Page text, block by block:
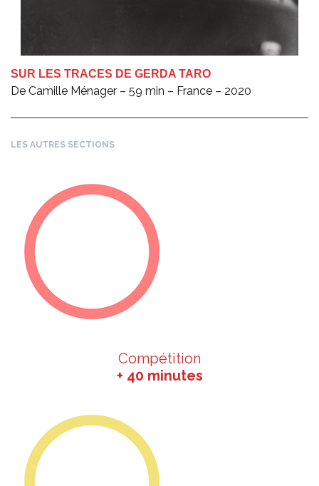
SUR LES TRACES DE GERDA TARO
De Camille Ménager – 59 min – France – 2020
LES AUTRES SECTIONS
Compétition
+ 40 minutes